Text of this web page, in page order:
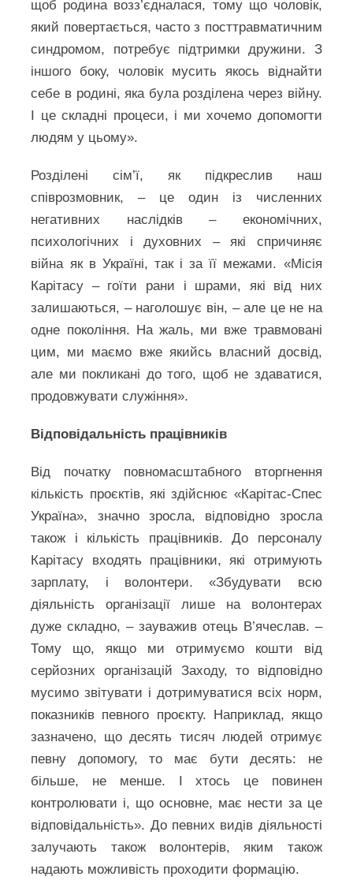
щоб родина возз’єдналася, тому що чоловік,
який повертається, часто з посттравматичним
синдромом, потребує підтримки дружини. З
іншого боку, чоловік мусить якось віднайти
себе в родині, яка була розділена через війну.
І це складні процеси, і ми хочемо допомогти
людям у цьому».
Розділені сім’ї, як підкреслив наш
співрозмовник, – це один із численних
негативних наслідків – економічних,
психологічних і духовних – які спричиняє
війна як в Україні, так і за її межами. «Місія
Карітасу – гоїти рани і шрами, які від них
залишаються, – наголошує він, – але це не на
одне покоління. На жаль, ми вже травмовані
цим, ми маємо вже якийсь власний досвід,
але ми покликані до того, щоб не здаватися,
продовжувати служіння».
Відповідальність працівників
Від початку повномасштабного вторгнення
кількість проєктів, які здійснює «Карітас-Спес
Україна», значно зросла, відповідно зросла
також і кількість працівників. До персоналу
Карітасу входять працівники, які отримують
зарплату, і волонтери. «Збудувати всю
діяльність організації лише на волонтерах
дуже складно, – зауважив отець В’ячеслав. –
Тому що, якщо ми отримуємо кошти від
серйозних організацій Заходу, то відповідно
мусимо звітувати і дотримуватися всіх норм,
показників певного проєкту. Наприклад, якщо
зазначено, що десять тисяч людей отримує
певну допомогу, то має бути десять: не
більше, не менше. І хтось це повинен
контролювати і, що основне, має нести за це
відповідальність». До певних видів діяльності
залучають також волонтерів, яким також
надають можливість проходити формацію.